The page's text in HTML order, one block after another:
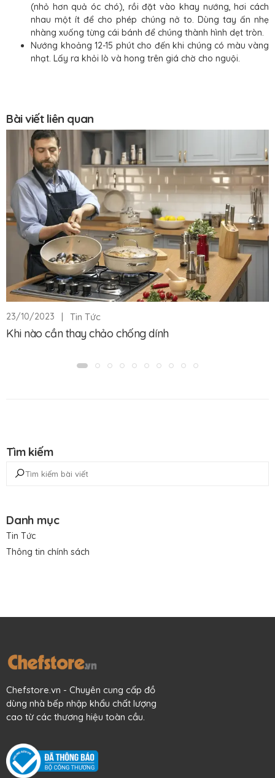
(nhỏ hơn quả óc chó), rồi đặt vào khay nướng, hơi cách
nhau một ít để cho phép chúng nở to. Dùng tay ấn nhẹ
nhàng xuống từng cái bánh để chúng thành hình dẹt tròn.
Nướng khoảng 12-15 phút cho đến khi chúng có màu vàng
nhạt. Lấy ra khỏi lò và hong trên giá chờ cho nguội.
Bài viết liên quan
23/10/2023 | Tin Tức
Khi nào cần thay chảo chống dính
Tìm kiếm
Danh mục
Tin Tức
Thông tin chính sách
Chefstore.vn - Chuyên cung cấp đồ
dùng nhà bếp nhập khẩu chất lượng
cao từ các thương hiệu toàn cầu.